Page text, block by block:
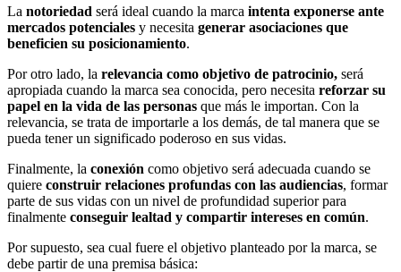
La notoriedad será ideal cuando la marca intenta exponerse ante
mercados potenciales y necesita generar asociaciones que
beneficien su posicionamiento.
Por otro lado, la relevancia como objetivo de patrocinio, será
apropiada cuando la marca sea conocida, pero necesita reforzar su
papel en la vida de las personas que más le importan. Con la
relevancia, se trata de importarle a los demás, de tal manera que se
pueda tener un significado poderoso en sus vidas.
Finalmente, la conexión como objetivo será adecuada cuando se
quiere construir relaciones profundas con las audiencias, formar
parte de sus vidas con un nivel de profundidad superior para
finalmente conseguir lealtad y compartir intereses en común.
Por supuesto, sea cual fuere el objetivo planteado por la marca, se
debe partir de una premisa básica: